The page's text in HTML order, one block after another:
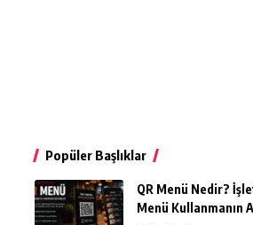
Popüler Başlıklar
QR Menü Nedir?
Menü Kullanmanın